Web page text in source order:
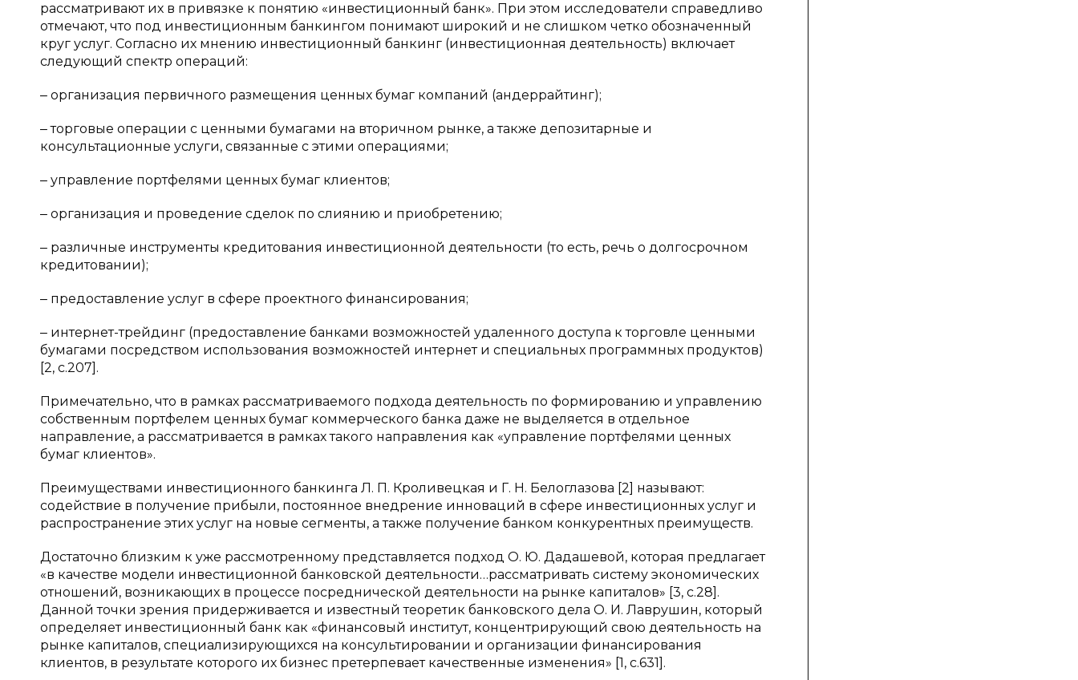
рассматривают их в привязке к понятию «инвестиционный банк». При этом исследователи справедливо
отмечают, что под инвестиционным банкингом понимают широкий и не слишком четко обозначенный
круг услуг. Согласно их мнению инвестиционный банкинг (инвестиционная деятельность) включает
следующий спектр операций:
‒ организация первичного размещения ценных бумаг компаний (андеррайтинг);
‒ торговые операции с ценными бумагами на вторичном рынке, а также депозитарные и
консультационные услуги, связанные с этими операциями;
‒ управление портфелями ценных бумаг клиентов;
‒ организация и проведение сделок по слиянию и приобретению;
‒ различные инструменты кредитования инвестиционной деятельности (то есть, речь о долгосрочном
кредитовании);
‒ предоставление услуг в сфере проектного финансирования;
‒ интернет-трейдинг (предоставление банками возможностей удаленного доступа к торговле ценными
бумагами посредством использования возможностей интернет и специальных программных продуктов)
[2, с.207].
Примечательно, что в рамках рассматриваемого подхода деятельность по формированию и управлению
собственным портфелем ценных бумаг коммерческого банка даже не выделяется в отдельное
направление, а рассматривается в рамках такого направления как «управление портфелями ценных
бумаг клиентов».
Преимуществами инвестиционного банкинга Л. П. Кроливецкая и Г. Н. Белоглазова [2] называют:
содействие в получение прибыли, постоянное внедрение инноваций в сфере инвестиционных услуг и
распространение этих услуг на новые сегменты, а также получение банком конкурентных преимуществ.
Достаточно близким к уже рассмотренному представляется подход О. Ю. Дадашевой, которая предлагает
«в качестве модели инвестиционной банковской деятельности…рассматривать систему экономических
отношений, возникающих в процессе посреднической деятельности на рынке капиталов» [3, с.28].
Данной точки зрения придерживается и известный теоретик банковского дела О. И. Лаврушин, который
определяет инвестиционный банк как «финансовый институт, концентрирующий свою деятельность на
рынке капиталов, специализирующихся на консультировании и организации финансирования
клиентов, в результате которого их бизнес претерпевает качественные изменения» [1, с.631].